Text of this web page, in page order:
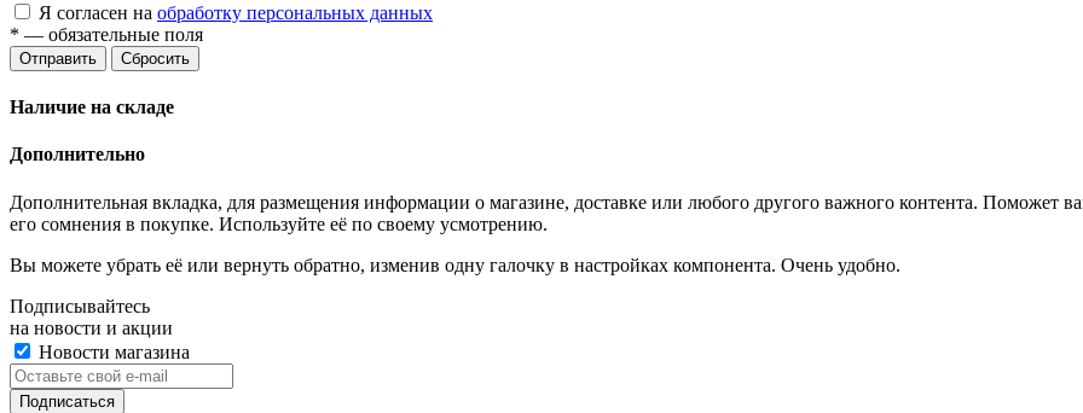
Я согласен на обработку персональных данных
* — обязательные поля
Отправить Сбросить
Наличие на складе
Дополнительно
Дополнительная вкладка, для размещения информации о магазине, доставке или любого другого важного контента. Поможет
его сомнения в покупке. Используйте её по своему усмотрению.
Вы можете убрать её или вернуть обратно, изменив одну галочку в настройках компонента. Очень удобно.
Подписывайтесь
на новости и акции
Новости магазина